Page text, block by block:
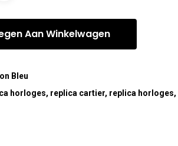
Aan Winkelwagen
Bleu
horloges, replica cartier, replica horloges,